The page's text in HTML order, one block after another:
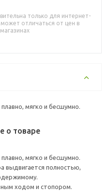
только для интернет-
может отличаться от цен в
мягко и бесшумно.
о товаре
мягко и бесшумно.
выдвигается полностью,
ходом и стопором.